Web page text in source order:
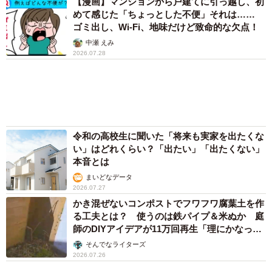
アクセスランキング
「ウソだろ」体重130kgの女性芸人オダウエダ
植田 大学時代のほっそり姿に「マジで」
まいどなメディア
72歳父、軽自動車で新潟から四国まで 65歳の
母と2人で3泊4日の旅 パーキングの休憩まで
分刻み… 「大学生でも組まねえよ！」
山岡 もと子
「我慢できず」村上佳菜子、イケメン夫と全力
ハグ「可愛いふたり」「素敵なご夫婦」